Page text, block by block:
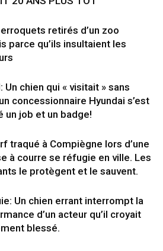
retirés d’un zoo
parce qu’ils insultaient les
Un chien qui « visitait » sans
concessionnaire Hyundai s’est
un job et un badge!
traqué à Compiègne lors d’une
à courre se réfugie en ville. Les
le protègent et le sauvent.
Un chien errant interrompt la
d’un acteur qu’il croyait
blessé.